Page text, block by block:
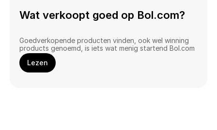
Wat verkoopt goed op Bol.com?
Goedverkopende producten vinden, ook wel winning
products genoemd, is iets wat menig startend Bol.com
verkoper bezighoudt.
Lezen